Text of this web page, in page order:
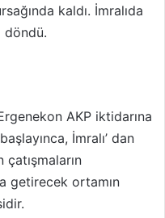
kaldı. İmralıda
döndü.
AKP iktidarına
İmralı’ dan
getirecek ortamın